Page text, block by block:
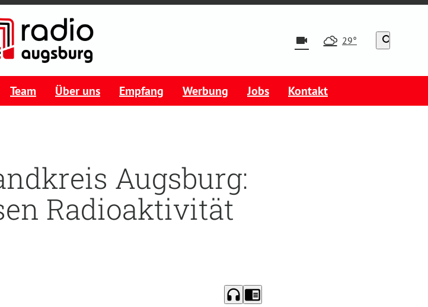
videocam 29° search
Team Über uns Empfang Werbung Jobs Kontakt
Augsburg:
Radioaktivität
headphones chrome_reader_mode